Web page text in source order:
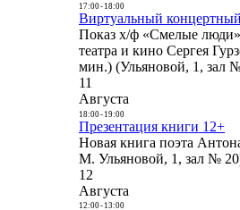
17:00- 18:00
Виртуальный
Показ х/ф «Смелые
театра и кино Сергея
мин.) (Ульяновой, 1, зал
11
Августа
18:00- 19:00
Презентация книги 12+
Новая книга поэта
М. Ульяновой, 1, зал №
12
Августа
12:00- 13:00